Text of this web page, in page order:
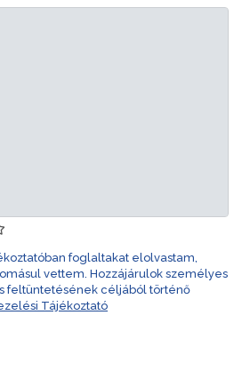
foglaltakat elolvastam,
vettem. Hozzájárulok személyes
feltüntetésének céljából történő
Tájékoztató